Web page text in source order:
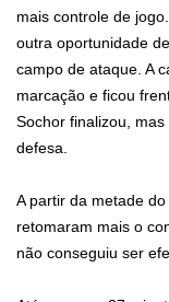
mais controle de
outra oportunidade
campo de ataque. A
marcação e ficou
Sochor finalizou,
defesa.
A partir da metade
retomaram mais o
não conseguiu ser